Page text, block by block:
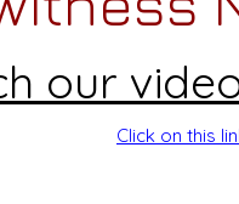
our
Click on this